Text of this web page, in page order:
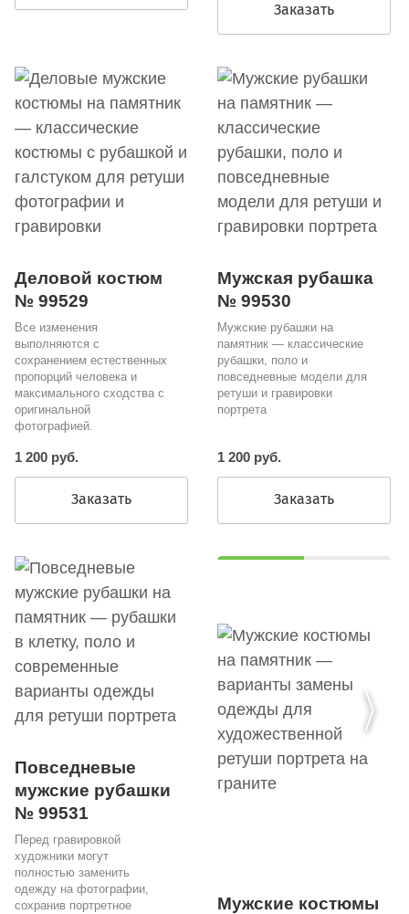
Заказать
Деловой костюм
№ 99529
Все изменения
выполняются с
сохранением естественных
пропорций человека и
максимального сходства с
оригинальной
фотографией.
1 200 руб.
Заказать
Мужская рубашка
№ 99530
Мужские рубашки на
памятник — классические
рубашки, поло и
повседневные модели для
ретуши и гравировки
портрета
1 200 руб.
Заказать
Повседневые
мужские рубашки
№ 99531
Перед гравировкой
художники могут
полностью заменить
одежду на фотографии,
сохранив портретное
Мужские костюмы